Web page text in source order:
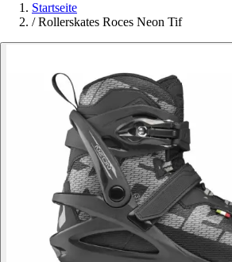
Startseite
/ Rollerskates Roces Neon Tif